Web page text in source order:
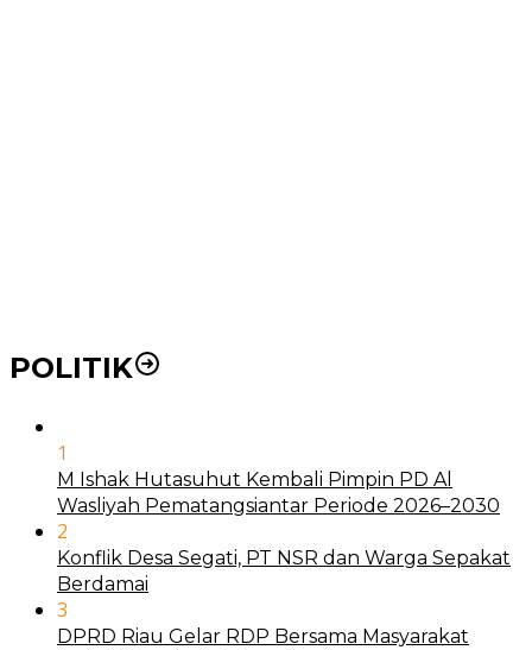
POLITIK
1
M Ishak Hutasuhut Kembali Pimpin PD Al
Wasliyah Pematangsiantar Periode 2026–2030
2
Konflik Desa Segati, PT NSR dan Warga Sepakat
Berdamai
3
DPRD Riau Gelar RDP Bersama Masyarakat